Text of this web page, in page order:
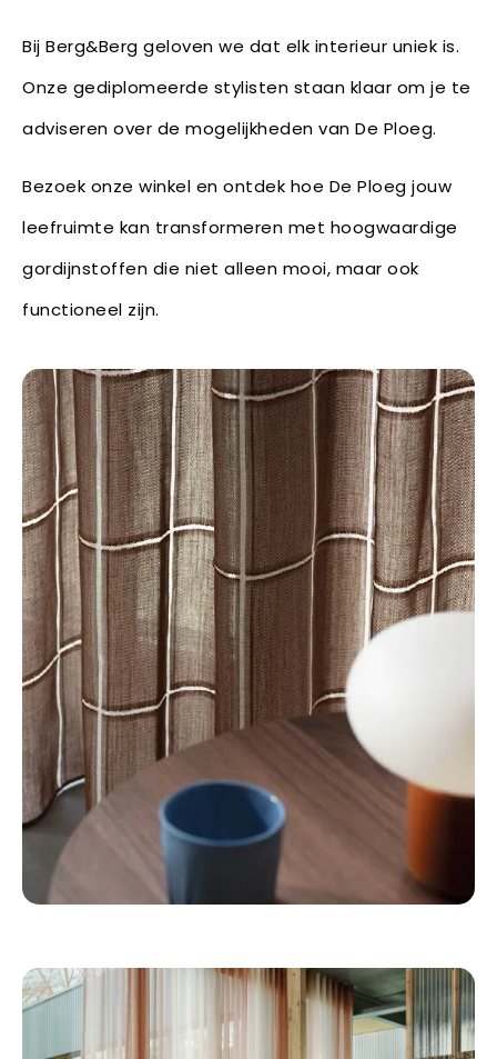
Bij Berg&Berg geloven we dat elk interieur uniek is.
Onze gediplomeerde stylisten staan klaar om je te
adviseren over de mogelijkheden van De Ploeg.
Bezoek onze winkel en ontdek hoe De Ploeg jouw
leefruimte kan transformeren met hoogwaardige
gordijnstoffen die niet alleen mooi, maar ook
functioneel zijn.